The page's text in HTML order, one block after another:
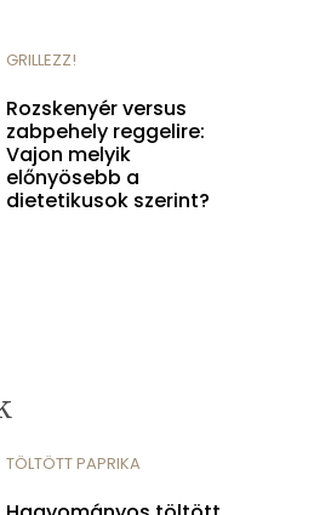
GRILLEZZ!
Rozskenyér versus
zabpehely reggelire:
Vajon melyik
előnyösebb a
dietetikusok szerint?
TÖLTÖTT PAPRIKA